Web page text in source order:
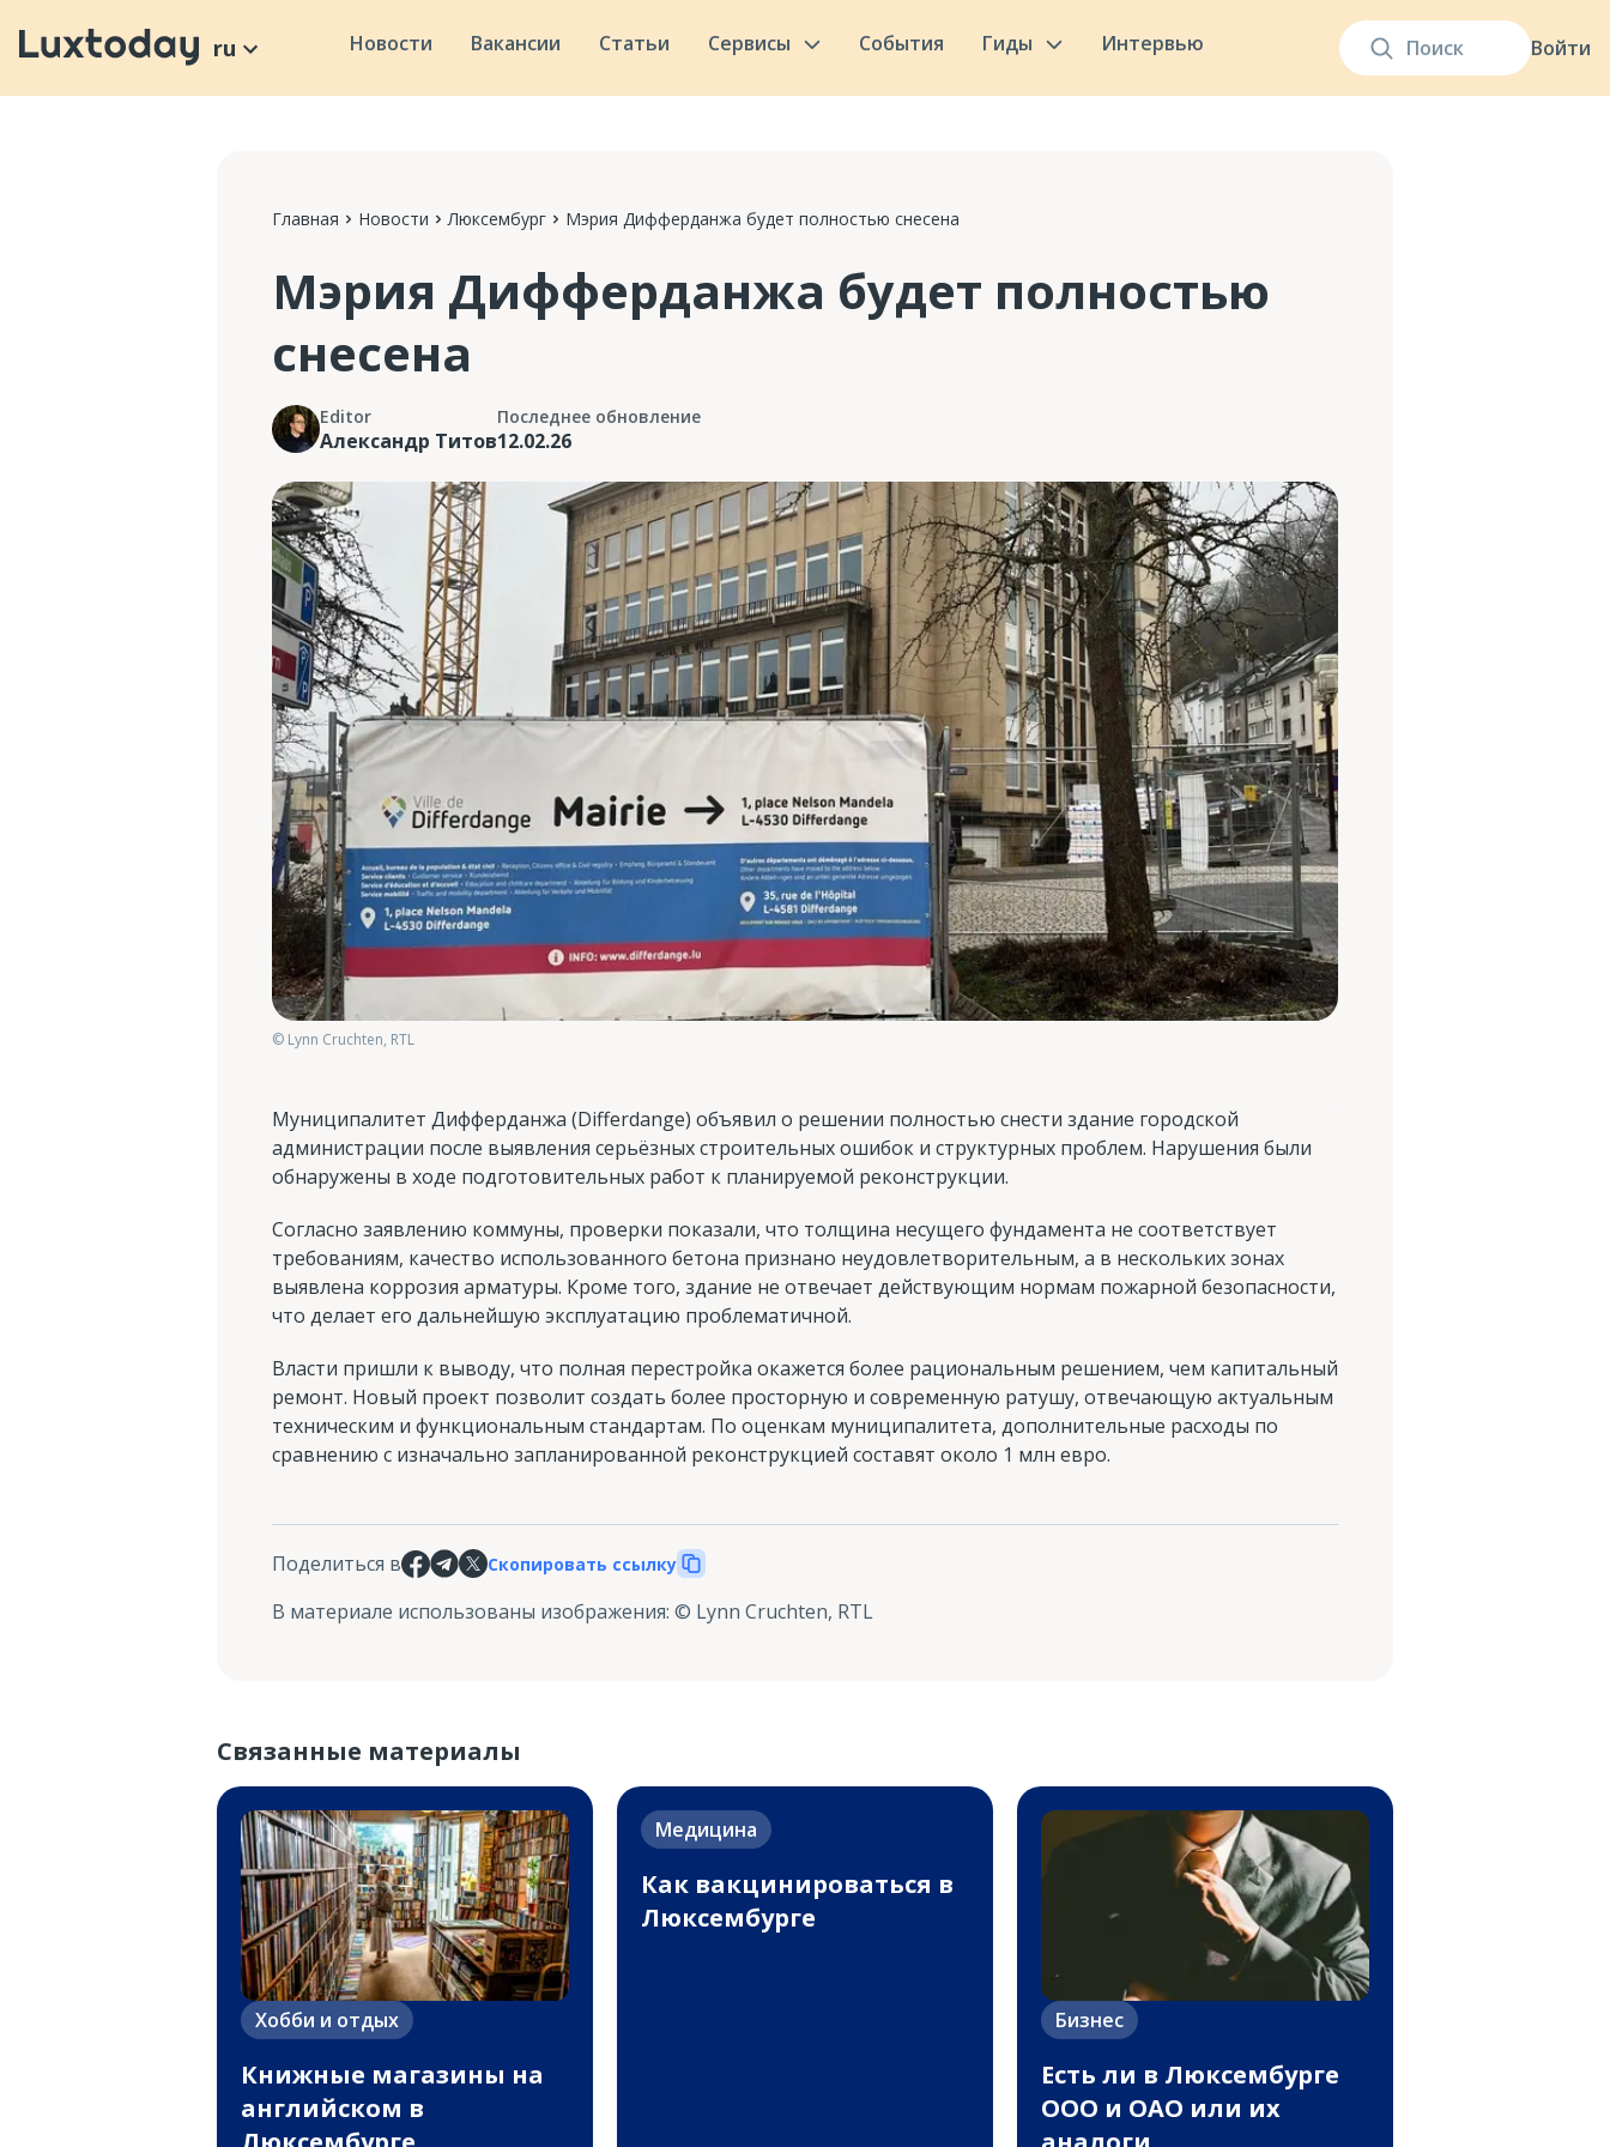
Войти
ru Новости Вакансии Статьи Сервисы События Гиды Интервью
Главная Новости Люксембург Мэрия Дифферданжа будет полностью снесена
Мэрия Дифферданжа будет полностью
снесена
Editor
Александр Титов
Последнее обновление
12.02.26
© Lynn Cruchten, RTL
Муниципалитет Дифферданжа (Differdange) объявил о решении полностью снести здание городской
администрации после выявления серьёзных строительных ошибок и структурных проблем. Нарушения были
обнаружены в ходе подготовительных работ к планируемой реконструкции.
Согласно заявлению коммуны, проверки показали, что толщина несущего фундамента не соответствует
требованиям, качество использованного бетона признано неудовлетворительным, а в нескольких зонах
выявлена коррозия арматуры. Кроме того, здание не отвечает действующим нормам пожарной безопасности,
что делает его дальнейшую эксплуатацию проблематичной.
Власти пришли к выводу, что полная перестройка окажется более рациональным решением, чем капитальный
ремонт. Новый проект позволит создать более просторную и современную ратушу, отвечающую актуальным
техническим и функциональным стандартам. По оценкам муниципалитета, дополнительные расходы по
сравнению с изначально запланированной реконструкцией составят около 1 млн евро.
Поделиться в Скопировать ссылку
В материале использованы изображения: © Lynn Cruchten, RTL
Связанные материалы
Хобби и отдых
Книжные магазины на
английском в
Медицина
Как вакцинироваться в
Люксембурге
Бизнес
Есть ли в Люксембурге
ООО и ОАО или их